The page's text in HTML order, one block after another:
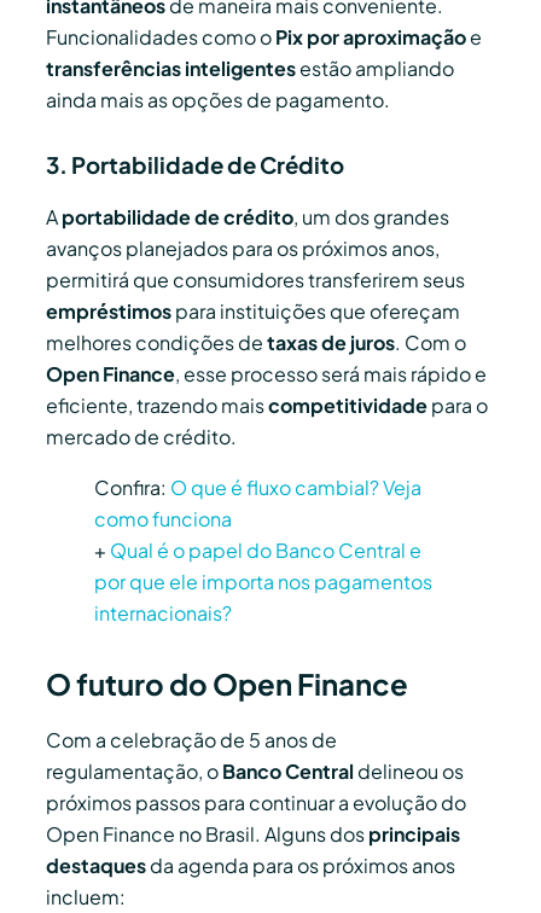
instantâneosde maneira mais conveniente.
Funcionalidades como oPix por aproximaçãoe
transferências inteligentesestão ampliando
ainda mais as opções de pagamento.
3. Portabilidade de Crédito
Aportabilidade de crédito, um dos grandes
avanços planejados para os próximos anos,
permitirá que consumidores transferirem seus
empréstimospara instituições que ofereçam
melhores condições detaxas de juros. Com o
Open Finance, esse processo será mais rápido e
eficiente, trazendo maiscompetitividadepara o
mercado de crédito.
Confira: O que é fluxo cambial? Veja
como funciona
+ Qual é o papel do Banco Central e
por que ele importa nos pagamentos
internacionais?
O futuro do Open Finance
Com a celebração de 5 anos de
regulamentação, oBanco Central delineou os
próximos passos para continuar a evolução do
Open Finance no Brasil. Alguns dosprincipais
destaquesda agenda para os próximos anos
incluem: